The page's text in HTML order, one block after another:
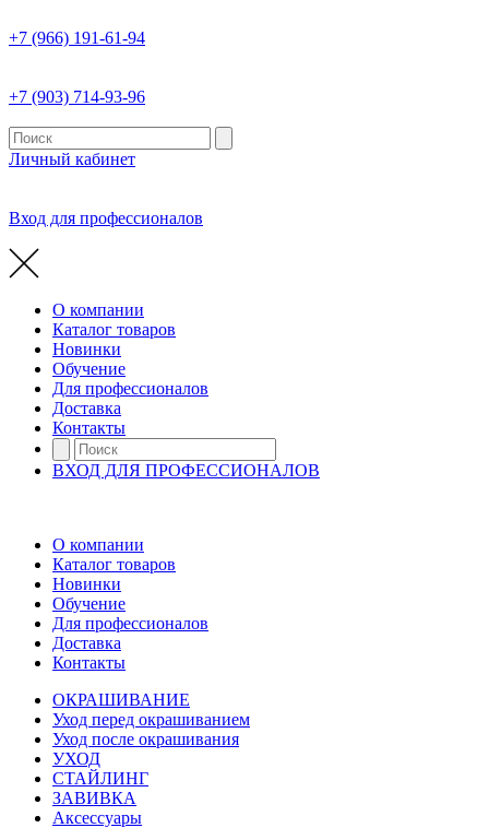
+7 (966) 191-61-94
+7 (903) 714-93-96
Личный кабинет
Вход для профессионалов
О компании
Каталог товаров
Новинки
Обучение
Для профессионалов
Доставка
Контакты
ВХОД ДЛЯ ПРОФЕССИОНАЛОВ
О компании
Каталог товаров
Новинки
Обучение
Для профессионалов
Доставка
Контакты
ОКРАШИВАНИЕ
Уход перед окрашиванием
Уход после окрашивания
УХОД
СТАЙЛИНГ
ЗАВИВКА
Аксессуары